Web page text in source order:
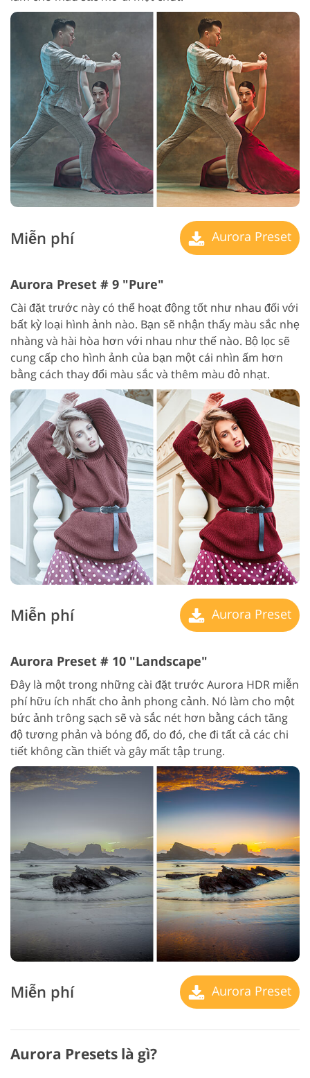
Miễn phí Aurora Preset
Aurora Preset # 9 "Pure"
Cài đặt trước này có thể hoạt động tốt như nhau đối với
bất kỳ loại hình ảnh nào. Bạn sẽ nhận thấy màu sắc nhẹ
nhàng và hài hòa hơn với nhau như thế nào. Bộ lọc sẽ
cung cấp cho hình ảnh của bạn một cái nhìn ấm hơn
bằng cách thay đổi màu sắc và thêm màu đỏ nhạt.
Miễn phí Aurora Preset
Aurora Preset # 10 "Landscape"
Đây là một trong những cài đặt trước Aurora HDR miễn
phí hữu ích nhất cho ảnh phong cảnh. Nó làm cho một
bức ảnh trông sạch sẽ và sắc nét hơn bằng cách tăng
độ tương phản và bóng đổ, do đó, che đi tất cả các chi
tiết không cần thiết và gây mất tập trung.
Miễn phí Aurora Preset
Aurora Presets là gì?